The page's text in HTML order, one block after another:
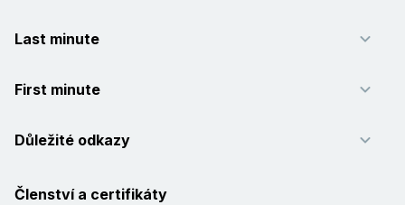
Last minute
First minute
Důležité odkazy
Členství a certifikáty